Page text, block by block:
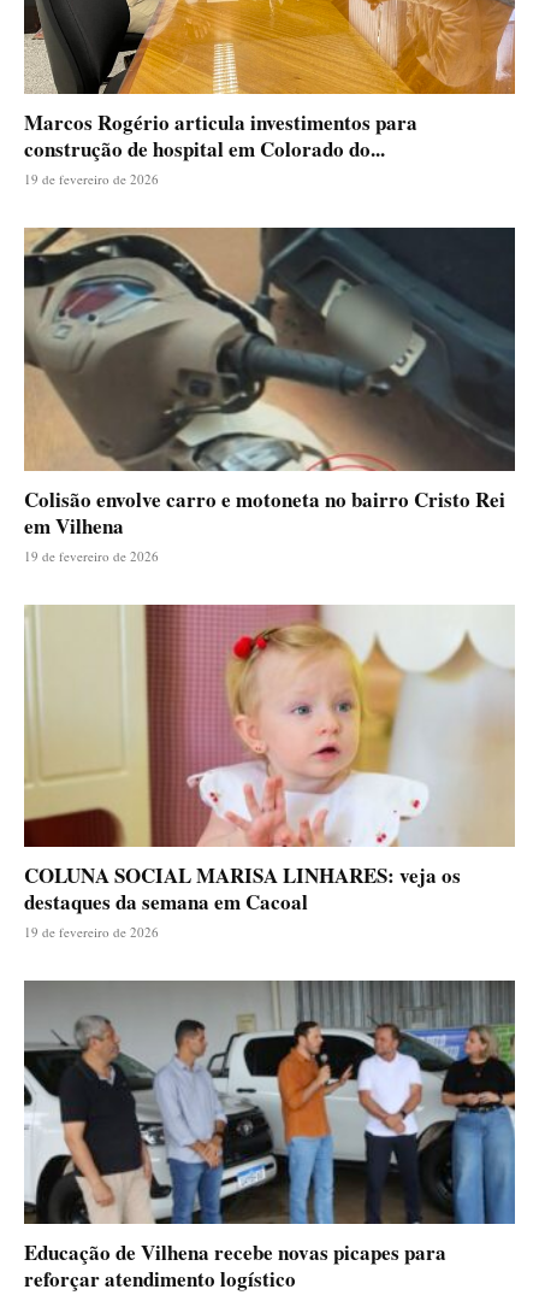
Marcos Rogério articula investimentos para
construção de hospital em Colorado do...
19 de fevereiro de 2026
Colisão envolve carro e motoneta no bairro Cristo Rei
em Vilhena
19 de fevereiro de 2026
COLUNA SOCIAL MARISA LINHARES: veja os
destaques da semana em Cacoal
19 de fevereiro de 2026
Educação de Vilhena recebe novas picapes para
reforçar atendimento logístico